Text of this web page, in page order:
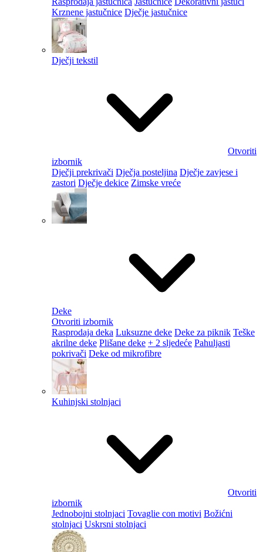
Krznene jastučnice Dječje jastučnice
Dječji tekstil
Otvoriti
izbornik
Dječji prekrivači Dječja posteljina Dječje zavjese i
zastori Dječje dekice Zimske vreće
Deke
Otvoriti izbornik
Rasprodaja deka Luksuzne deke Deke za piknik Teške
akrilne deke Plišane deke + 2 sljedeće Pahuljasti
pokrivači Deke od mikrofibre
Kuhinjski stolnjaci
Otvoriti
izbornik
Jednobojni stolnjaci Tovaglie con motivi Božićni
stolnjaci Uskrsni stolnjaci